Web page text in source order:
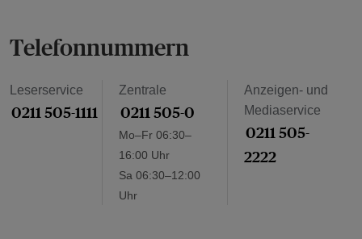
Telefonnummern
Leserservice
0211 505-1111
Zentrale
0211 505-0
Mo–Fr 06:30–
16:00 Uhr
Sa 06:30–12:00
Uhr
Anzeigen- und
Mediaservice
0211 505-
2222